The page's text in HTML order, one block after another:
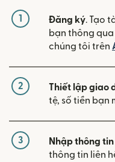
1 Đăng ký. Tạo
bạn thông qua
chúng tôi trên
2 Thiết lập giao
tệ, số tiền bạn
3 Nhập thông
thông tin liên